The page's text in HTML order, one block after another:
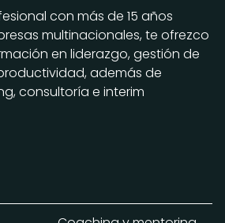
con más de 15 años
multinacionales, te ofrezco
en liderazgo, gestión de
además de
consultoría e interim